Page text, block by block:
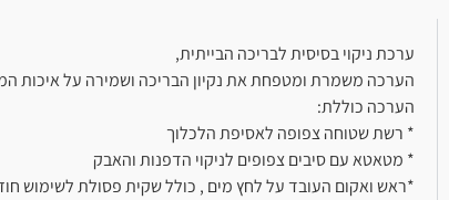
ערכת ניקוי בסיסית לבריכה הבייתית,
הערכה משמרת ומטפחת את נקיון הבריכה ושמירה על איכות
הערכה כוללת:
* רשת שטוחה צפופה לאסיפת הלכלוך
* מטאטא עם סיבים צפופים לניקוי הדפנות והאבק
*ראש ואקום העובד על לחץ מים , כולל שקית פסולת לשימוש